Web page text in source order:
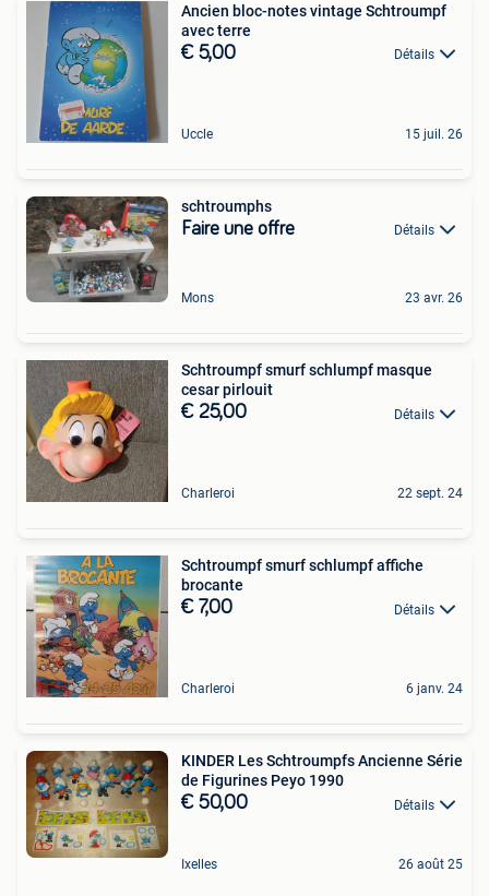
Ancien bloc-notes vintage Schtroumpf
avec terre
€ 5,00 Détails
Uccle 15 juil. 26
schtroumphs
Faire une offre Détails
Mons 23 avr. 26
Schtroumpf smurf schlumpf masque
cesar pirlouit
€ 25,00 Détails
Charleroi 22 sept. 24
Schtroumpf smurf schlumpf affiche
brocante
€ 7,00 Détails
Charleroi 6 janv. 24
KINDER Les Schtroumpfs Ancienne Série
de Figurines Peyo 1990
€ 50,00 Détails
Ixelles 26 août 25